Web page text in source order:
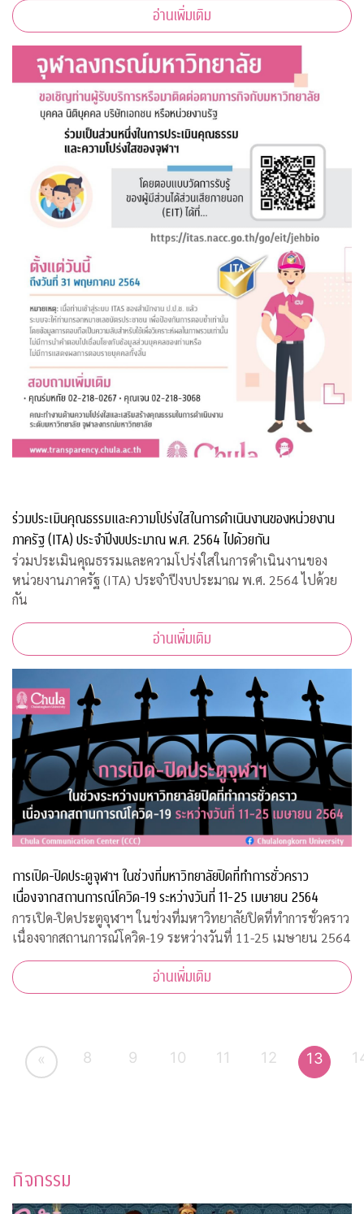
อ่านเพิ่มเติม
ร่วมประเมินคุณธรรมและความโปร่งใสในการดำเนินงานของหน่วยงาน
ภาครัฐ (ITA) ประจำปีงบประมาณ พ.ศ. 2564 ไปด้วยกัน
ร่วมประเมินคุณธรรมและความโปร่งใสในการดำเนินงานของ
หน่วยงานภาครัฐ (ITA) ประจำปีงบประมาณ พ.ศ. 2564 ไปด้วย
กัน
อ่านเพิ่มเติม
การเปิด-ปิดประตูจุฬาฯ ในช่วงที่มหาวิทยาลัยปิดที่ทำการชั่วคราว
เนื่องจากสถานการณ์โควิด-19 ระหว่างวันที่ 11-25 เมษายน 2564
การเปิด-ปิดประตูจุฬาฯ ในช่วงที่มหาวิทยาลัยปิดที่ทำการชั่วคราว
เนื่องจากสถานการณ์โควิด-19 ระหว่างวันที่ 11-25 เมษายน 2564
อ่านเพิ่มเติม
« 8 9 10 11 12 13
กิจกรรม